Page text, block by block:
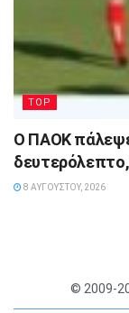
TOP
Ο ΠΑΟΚ πάλεψε
8 ΑΥΓΟΎΣΤΟΥ, 2026
© 2009-